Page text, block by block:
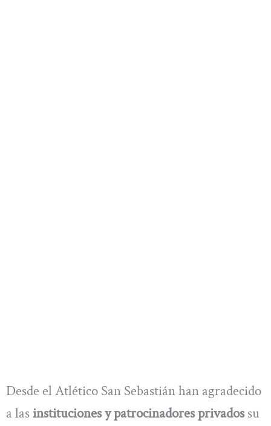
Desde el Atlético San Sebastián han agradecido
a las instituciones y patrocinadores privadossu